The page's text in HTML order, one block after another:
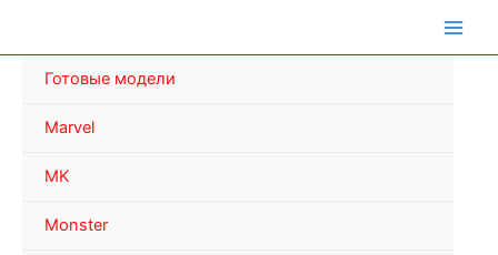
Готовые модели
Marvel
MK
Monster